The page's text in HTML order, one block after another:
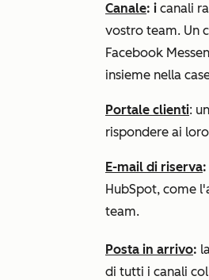
Canale: i canali
vostro team. Un
Facebook
insieme nella
Portale clienti:
rispondere ai
E-mail di riserva:
HubSpot, come
team.
Posta in arrivo:
di tutti i canali